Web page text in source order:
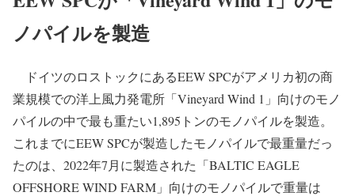
ノパイルを製造
ドイツのロストックにあるEEW SPCがアメリカ初の商
業規模での洋上風力発電所「Vineyard Wind 1」向けのモノ
パイルの中で最も重たい1,895トンのモノパイルを製造。
これまでにEEW SPCが製造したモノパイルで最重量だっ
たのは、2022年7月に製造された「BALTIC EAGLE
OFFSHORE WIND FARM」向けのモノパイルで重量は